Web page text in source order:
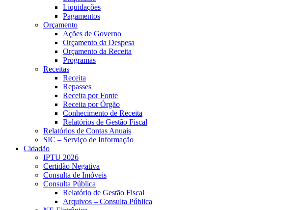
Liquidações
Pagamentos
Orçamento
Ações de Governo
Orçamento da Despesa
Orçamento da Receita
Programas
Receitas
Receita
Repasses
Receita por Fonte
Receita por Órgão
Conhecimento de Receita
Relatórios de Gestão Fiscal
Relatórios de Contas Anuais
SIC – Serviço de Informação
Cidadão
IPTU 2026
Certidão Negativa
Consulta de Imóveis
Consulta Pública
Relatório de Gestão Fiscal
Arquivos – Consulta Pública